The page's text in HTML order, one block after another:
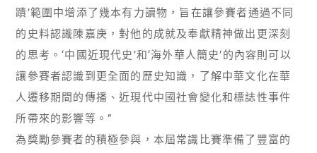
蹟’範圍中增添了幾本有力讀物，旨在讓參賽者通過不同
的史料認識陳嘉庚，對他的成就及奉獻精神做出更深刻
的思考。‘中國近現代史’和‘海外華人簡史’的內容則可以
讓參賽者認識到更全面的歷史知識，了解中華文化在華
人遷移期間的傳播、近現代中國社會變化和標誌性事件
所帶來的影響等。”
為獎勵參賽者的積極參與，本屆常識比賽準備了豐富的